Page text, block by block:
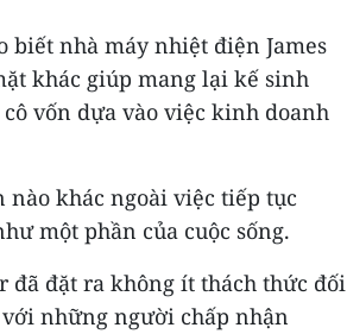
biết nhà máy nhiệt điện James
khác giúp mang lại kế sinh
vốn dựa vào việc kinh doanh
nào khác ngoài việc tiếp tục
một phần của cuộc sống.
đã đặt ra không ít thách thức đối
những người chấp nhận